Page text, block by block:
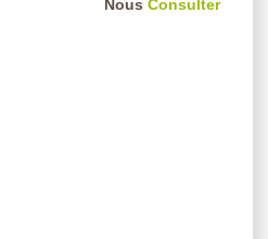
Nous Consulter